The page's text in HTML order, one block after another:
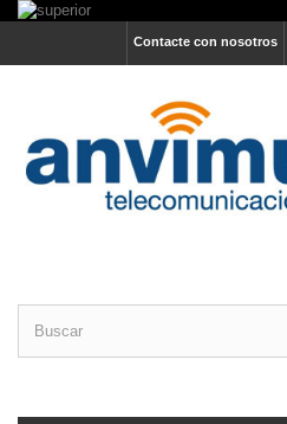
Contacte con nosotros